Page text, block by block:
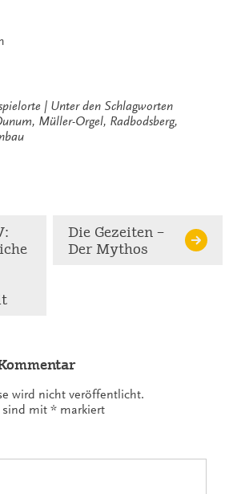
Unter den Schlagworten
, Müller-Orgel, Radbodsberg,
Die Gezeiten –
Der Mythos
wird nicht veröffentlicht.
sind mit * markiert